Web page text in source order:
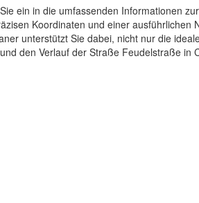
ein in die umfassenden Informationen
Koordinaten und einer
unterstützt Sie dabei, nicht nur die
den Verlauf der Straße Feudelstraße in